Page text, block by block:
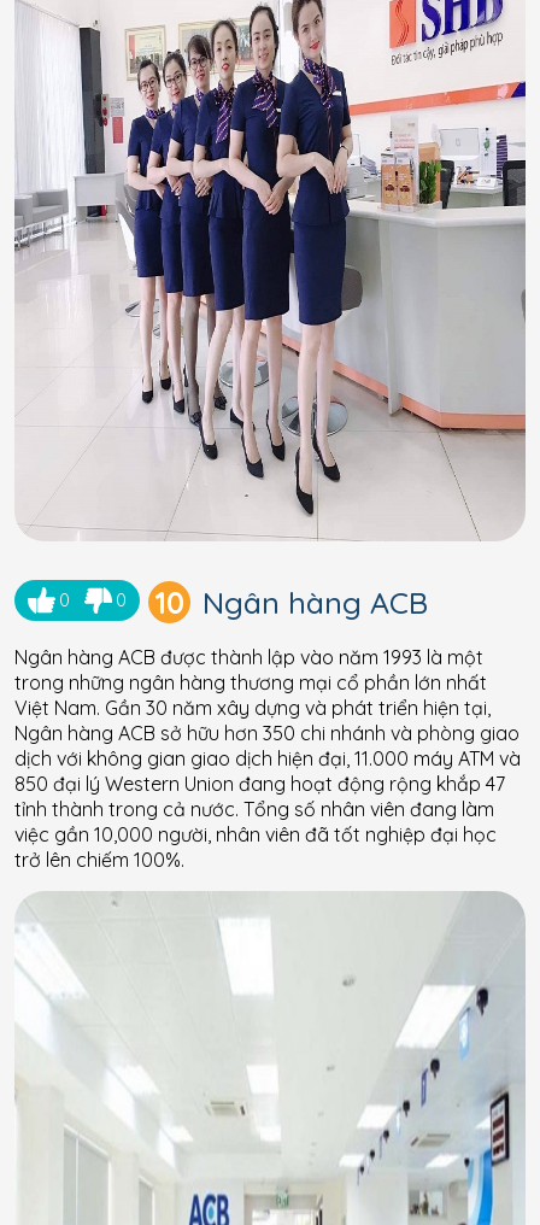
0 0 10 Ngân hàng ACB
Ngân hàng ACB được thành lập vào năm 1993 là một
trong những ngân hàng thương mại cổ phần lớn nhất
Việt Nam. Gần 30 năm xây dựng và phát triển hiện tại,
Ngân hàng ACB sở hữu hơn 350 chi nhánh và phòng giao
dịch với không gian giao dịch hiện đại, 11.000 máy ATM và
850 đại lý Western Union đang hoạt động rộng khắp 47
tỉnh thành trong cả nước. Tổng số nhân viên đang làm
việc gần 10,000 người, nhân viên đã tốt nghiệp đại học
trở lên chiếm 100%.